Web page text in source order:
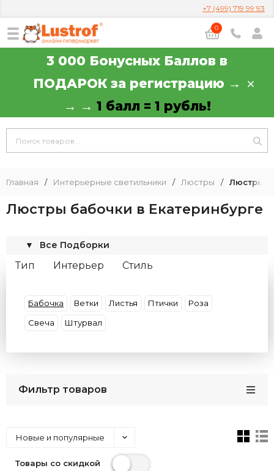
+7 (499) 719 99 93
0
3 000 Бонусных Баллов в
ПОДАРОК за регистрацию →
→ → 1 балл = 1 рубль!
Главная / Интерьерные светильники / Люстры / Люстры
Люстры бабочки в Екатеринбурге
Все Подборки
▼
Тип Интерьер
Стиль
Форма
Декор Цвет плафона
Цвет арматуры
Бабочка Ветки Листья Птички
Роза
Свеча
Штурвал
Фильтр товаров
Новые и популярные
Товары со скидкой